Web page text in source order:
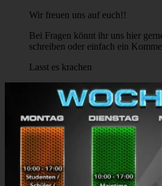
Wir freuen uns auf euch!!
Bei Fragen könnt ihr uns hier
schreiben oder einfach ein
Lasst es krachen